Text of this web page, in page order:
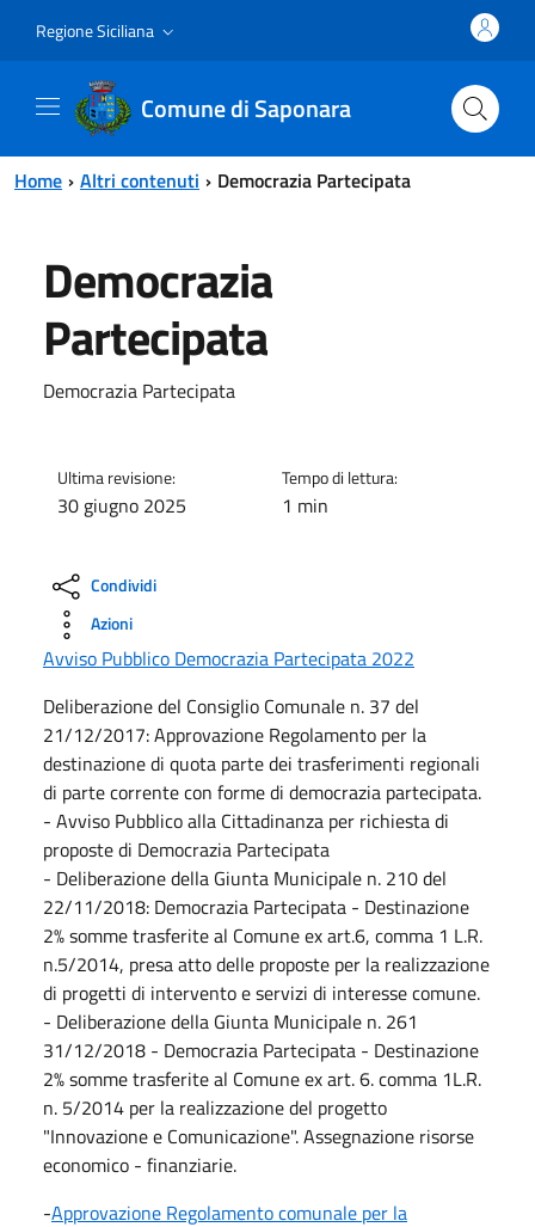
Regione Siciliana
Comune di Saponara
Home Altri contenuti Democrazia Partecipata
Democrazia
Partecipata
Democrazia Partecipata
Ultima revisione:
30 giugno 2025
Tempo di lettura:
1 min
Condividi
Azioni
Avviso Pubblico Democrazia Partecipata 2022
Deliberazione del Consiglio Comunale n. 37 del
21/12/2017: Approvazione Regolamento per la
destinazione di quota parte dei trasferimenti regionali
di parte corrente con forme di democrazia partecipata.
- Avviso Pubblico alla Cittadinanza per richiesta di
proposte di Democrazia Partecipata
- Deliberazione della Giunta Municipale n. 210 del
22/11/2018: Democrazia Partecipata - Destinazione
2% somme trasferite al Comune ex art.6, comma 1 L.R.
n.5/2014, presa atto delle proposte per la realizzazione
di progetti di intervento e servizi di interesse comune.
- Deliberazione della Giunta Municipale n. 261
31/12/2018 - Democrazia Partecipata - Destinazione
2% somme trasferite al Comune ex art. 6. comma 1L.R.
n. 5/2014 per la realizzazione del progetto
"Innovazione e Comunicazione". Assegnazione risorse
economico - finanziarie.
-Approvazione Regolamento comunale per la